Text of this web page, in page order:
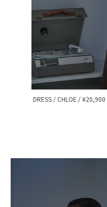
DRESS / CHLOE / ¥20,900